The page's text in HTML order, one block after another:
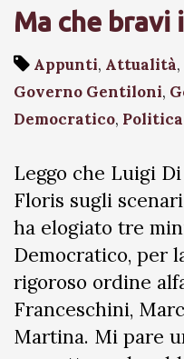
Ma che bravi
Appunti, Attualità,
Governo Gentiloni,
Democratico,
Leggo che Luigi
Floris sugli
ha elogiato tre
Democratico, per
rigoroso ordine
Franceschini,
Martina. Mi pare